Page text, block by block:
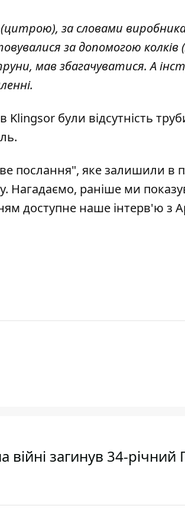
за словами
за допомогою колків
мав збагачуватися. А
були відсутність
послання", яке залишили в
. Нагадаємо, раніше ми
доступне наше інтерв'ю з
загинув 34-річний